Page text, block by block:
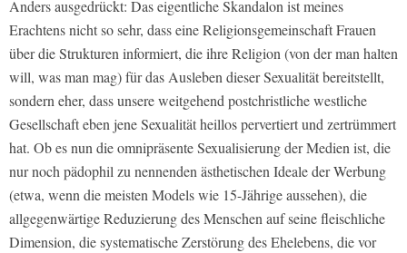
Anders ausgedrückt: Das eigentliche Skandalon ist meines
Erachtens nicht so sehr, dass eine Religionsgemeinschaft Frauen
über die Strukturen informiert, die ihre Religion (von der man halten
will, was man mag) für das Ausleben dieser Sexualität bereitstellt,
sondern eher, dass unsere weitgehend postchristliche westliche
Gesellschaft eben jene Sexualität heillos pervertiert und zertrümmert
hat. Ob es nun die omnipräsente Sexualisierung der Medien ist, die
nur noch pädophil zu nennenden ästhetischen Ideale der Werbung
(etwa, wenn die meisten Models wie 15-Jährige aussehen), die
allgegenwärtige Reduzierung des Menschen auf seine fleischliche
Dimension, die systematische Zerstörung des Ehelebens, die vor